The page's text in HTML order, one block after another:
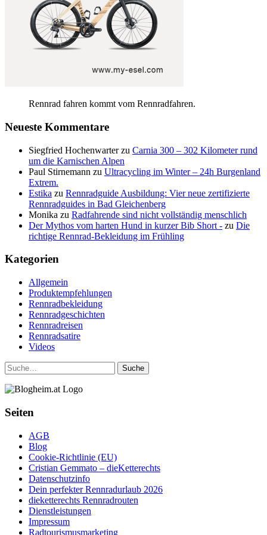
Rennrad fahren kommt vom Rennradfahren.
Neueste Kommentare
Siegfried Hochenwarterzu Carnia 300 – 302 Kilometer rund
um die Karnischen Alpen
Paul Stirnemann zu Ultracycling im Winter – 24h Burgenland
Extrem.
Estika zu Rennradguide Ausbildung: Vier neue zertifizierte
Rennradguides in Bad Gleichenberg
Monika zu Radfahrende sind nicht vollständig menschlich
Der Mythos vom harten Hund in kurzer Bib Short - zu Die
richtige Rennrad-Bekleidung im Frühling
Kategorien
Allgemein
Produktempfehlungen
Rennradbekleidung
Rennradgeschichten
Rennradreisen
Rennradsatire
Videos
Suche
Seiten
AGB
Blog
Cookie-Richtlinie (EU)
Cristian Gemmato – dieKetterechts
Datenschutzinfo
Dein perfekter Rennradurlaub 2026
dieketterechts Rennradrouten
Dienstleistungen
Impressum
Radtourismusmarketing